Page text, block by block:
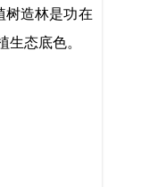
树造林是功在
态底色。